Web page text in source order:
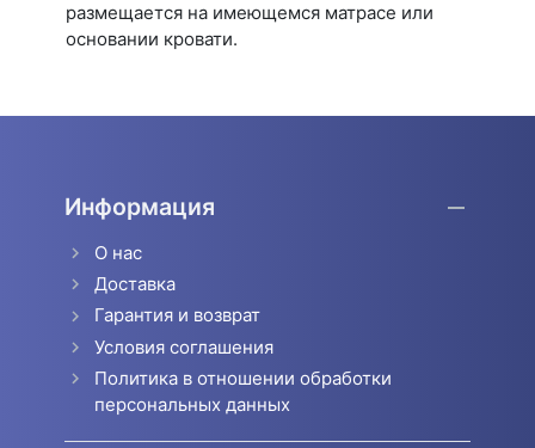
размещается на имеющемся матрасе или
основании кровати.
Информация
О нас
Доставка
Гарантия и возврат
Условия соглашения
Политика в отношении обработки
персональных данных